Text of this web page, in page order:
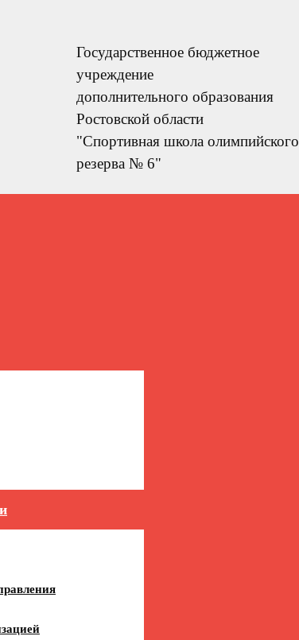
Государственное бюджетное
учреждение
дополнительного образования
Ростовской области
"Спортивная школа олимпийского
резерва № 6"